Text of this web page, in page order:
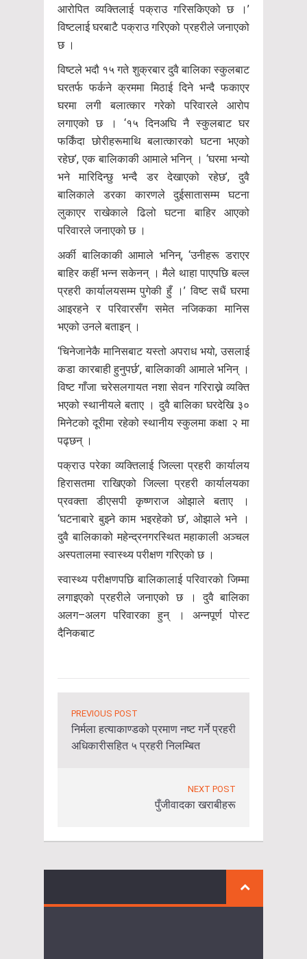
आरोपित व्यक्तिलाई पक्राउ गरिसकिएको छ ।’
विष्टलाई घरबाटै पक्राउ गरिएको प्रहरीले जनाएको
छ ।
विष्टले भदौ १५ गते शुक्रबार दुवै बालिका स्कुलबाट
घरतर्फ फर्कने क्रममा मिठाई दिने भन्दै फकाएर
घरमा लगी बलात्कार गरेको परिवारले आरोप
लगाएको छ । ‘१५ दिनअघि नै स्कुलबाट घर
फर्किंदा छोरीहरूमाथि बलात्कारको घटना भएको
रहेछ’, एक बालिकाकी आमाले भनिन् । ‘घरमा भन्यो
भने मारिदिन्छु भन्दै डर देखाएको रहेछ’, दुवै
बालिकाले डरका कारणले दुईसातासम्म घटना
लुकाएर राखेकाले ढिलो घटना बाहिर आएको
परिवारले जनाएको छ ।
अर्की बालिकाकी आमाले भनिन्, ‘उनीहरू डराएर
बाहिर कहीं भन्न सकेनन् । मैले थाहा पाएपछि बल्ल
प्रहरी कार्यालयसम्म पुगेकी हुँ ।’ विष्ट सधैं घरमा
आइरहने र परिवारसँग समेत नजिकका मानिस
भएको उनले बताइन् ।
‘चिनेजानेकै मानिसबाट यस्तो अपराध भयो, उसलाई
कडा कारबाही हुनुपर्छ’, बालिकाकी आमाले भनिन् ।
विष्ट गाँजा चरेसलगायत नशा सेवन गरिराख्ने व्यक्ति
भएको स्थानीयले बताए । दुवै बालिका घरदेखि ३०
मिनेटको दूरीमा रहेको स्थानीय स्कुलमा कक्षा २ मा
पढ्छन् ।
पक्राउ परेका व्यक्तिलाई जिल्ला प्रहरी कार्यालय
हिरासतमा राखिएको जिल्ला प्रहरी कार्यालयका
प्रवक्ता डीएसपी कृष्णराज ओझाले बताए ।
‘घटनाबारे बुझ्ने काम भइरहेको छ’, ओझाले भने ।
दुवै बालिकाको महेन्द्रनगरस्थित महाकाली अञ्चल
अस्पतालमा स्वास्थ्य परीक्षण गरिएको छ ।
स्वास्थ्य परीक्षणपछि बालिकालाई परिवारको जिम्मा
लगाइएको प्रहरीले जनाएको छ । दुवै बालिका
अलग–अलग परिवारका हुन् । अन्नपूर्ण पोस्ट
दैनिकबाट
PREVIOUS POST
निर्मला हत्याकाण्डको प्रमाण नष्ट गर्ने प्रहरी
अधिकारीसहित ५ प्रहरी निलम्बित
NEXT POST
पुँजीवादका खराबीहरू